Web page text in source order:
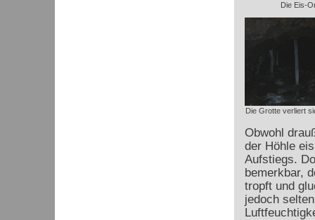
Die Eis-
Die Grotte verliert
Obwohl
der Höhle
Aufstiegs.
bemerkbar,
tropft und
jedoch